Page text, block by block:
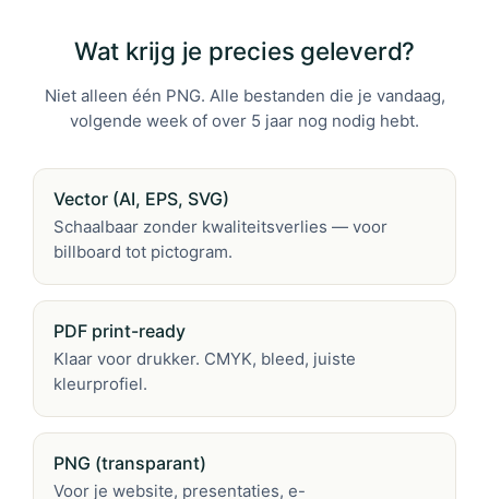
Wat krijg je precies geleverd?
Niet alleen één PNG. Alle bestanden die je vandaag,
volgende week of over 5 jaar nog nodig hebt.
Vector (AI, EPS, SVG)
Schaalbaar zonder kwaliteitsverlies — voor
billboard tot pictogram.
PDF print-ready
Klaar voor drukker. CMYK, bleed, juiste
kleurprofiel.
PNG (transparant)
Voor je website, presentaties, e-